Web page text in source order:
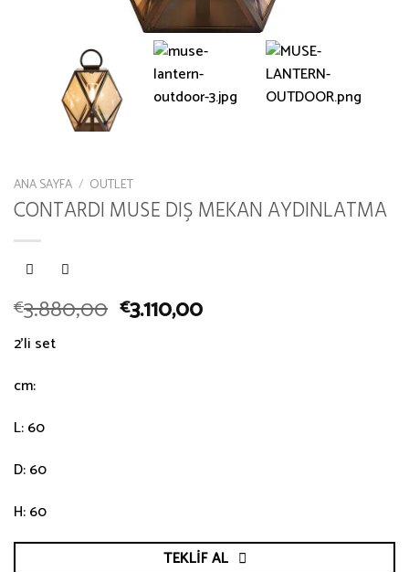
ANA SAYFA / OUTLET
CONTARDI MUSE DIŞ MEKAN AYDINLATMA
€3.880,00 €3.110,00
2’li set
cm:
L: 60
D: 60
H: 60
TEKLIF AL